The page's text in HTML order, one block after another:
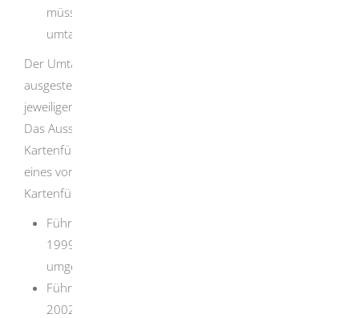
müssen den Führerschein bis 19. Januar 2025
umtauschen.
Der Umtausch der vor dem 19. Januar 2013
ausgestellten Kartenführerscheine richtet sich nach dem
jeweiligen Ausstellungsdatum des Kartenführerscheins.
Das Ausstellungsdatum ist auf der Vorderseite des
Kartenführerscheins im Feld 4a eingetragen. Für Inhaber
eines vor dem 19. Januar 2013 ausgestellten
Kartenführerscheins gelten folgende Fristen:
Führerscheine mit Ausstellungsdatum in den Jahren
1999 bis 2001 müssen bis 19. Januar 2026
umgetauscht werden.
Führerscheine mit Ausstellungsdatum in den Jahren
2002 bis 2004 müssen bis 19. Januar 2027